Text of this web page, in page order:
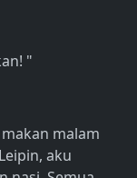
"
malam
aku